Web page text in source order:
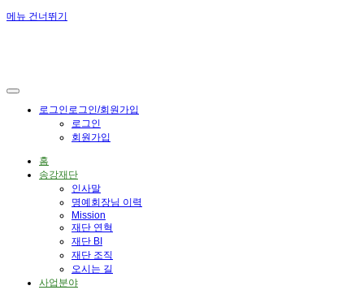
메뉴 건너뛰기
로그인로그인/회원가입
로그인
회원가입
홈
송강재단
인사말
명예회장님 이력
Mission
재단 연혁
재단 BI
재단 조직
오시는 길
사업분야